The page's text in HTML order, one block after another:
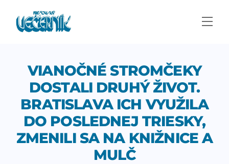
content
VIANOČNÉ STROMČEKY
DOSTALI DRUHÝ ŽIVOT.
BRATISLAVA ICH VYUŽILA
DO POSLEDNEJ TRIESKY,
ZMENILI SA NA KNIŽNICE A
MULČ